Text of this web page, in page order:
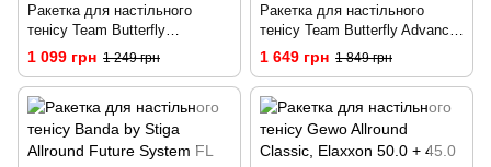
Ракетка для настільного
тенісу Team Butterfly
Challenger FL (6257000002)
1 099 грн 1 249 грн
Ракетка для настільного
тенісу Team Butterfly Advance
FL (6256900002)
1 649 грн 1 849 грн